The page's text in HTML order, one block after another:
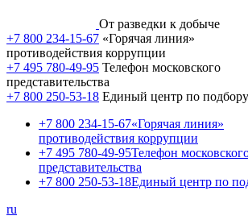
От разведки к добыче
+7 800 234-15-67 «Горячая линия»
противодействия коррупции
+7 495 780-49-95 Телефон московского
представительства
+7 800 250-53-18 Единый центр по
+7 800 234-15-67«Горячая линия»
противодействия коррупции
+7 495 780-49-95Телефон
представительства
+7 800 250-53-18Единый центр по
ru